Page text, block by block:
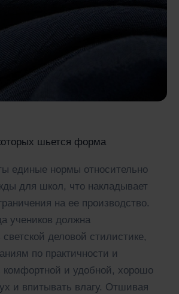
шьется форма
единые нормы относительно
для школ, что накладывает
на ее производство.
учеников должна
светской деловой стилистике,
по практичности и
комфортной и удобной, хорошо
и впитывать влагу. Отшивая